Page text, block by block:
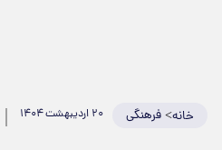
خانه>فرهنگی ۲۰ اردیبهشت ۱۴۰۴